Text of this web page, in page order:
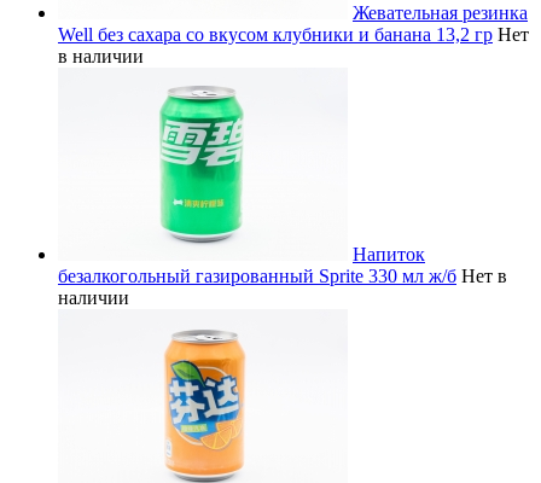
Жевательная резинка
Well без сахара со вкусом клубники и банана 13,2 гр Нет
в наличии
Напиток
безалкогольный газированный Sprite 330 мл ж/б Нет в
наличии